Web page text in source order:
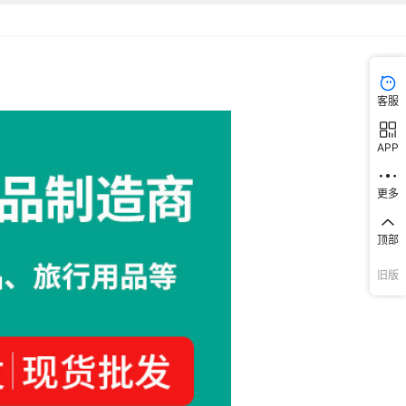
客服
APP
更多
顶部
旧版